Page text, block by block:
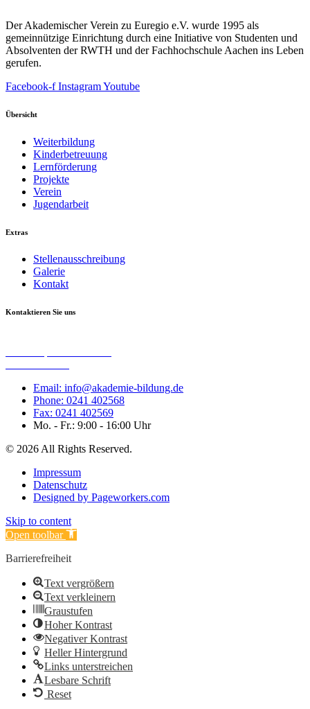
Der Akademischer Verein zu Euregio e.V. wurde 1995 als
gemeinnützige Einrichtung durch eine Initiative von Studenten und
Absolventen der RWTH und der Fachhochschule Aachen ins Leben
gerufen.
Facebook-f InstagramYoutube
Übersicht
Weiterbildung
Kinderbetreuung
Lernförderung
Projekte
Verein
Jugendarbeit
Extras
Stellenausschreibung
Galerie
Kontakt
Kontaktieren Sie uns
Email: info@akademie-bildung.de
Phone: 0241 402568
Fax: 0241 402569
Mo. - Fr.: 9:00 - 16:00 Uhr
© 2026 All Rights Reserved.
Impressum
Datenschutz
Designed by Pageworkers.com
Skip to content
Open toolbar
Barrierefreiheit
Text vergrößern
Text verkleinern
Graustufen
Hoher Kontrast
Negativer Kontrast
Heller Hintergrund
Links unterstreichen
Lesbare Schrift
Reset